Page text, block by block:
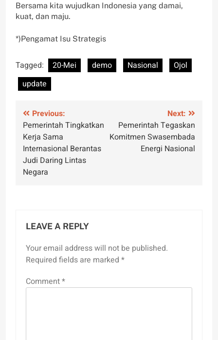
Bersama kita wujudkan Indonesia yang damai,
kuat, dan maju.
*)Pengamat Isu Strategis
Tagged: 20-Mei demo Nasional
Ojol
update
Post
navigation
Previous:
Pemerintah Tingkatkan
Kerja Sama
Internasional Berantas
Judi Daring Lintas
Negara
Next:
Pemerintah Tegaskan
Komitmen Swasembada
Energi Nasional
LEAVE A REPLY
Your email address will not be published.
Required fields are marked *
Comment*